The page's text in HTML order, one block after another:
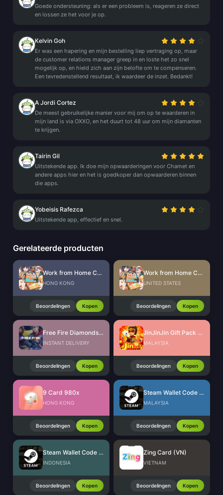
Goede ondersteuning: als er een probleem is, reageren ze direct
en lossen ze het voor je op.
Kelvin Goh
Er was een hapering en mijn bestelling liep vertraging op, maar
de customer relations manager greep in en loste het zo snel
mogelijk op, en hield zich aan zijn belofte om te compenseren.
Een tevredenstellend resultaat, ik waardeer de inzet. Bedankt!
A Jordi Cortez
De meest gebruikelijke manier voor mij om op te waarderen in
mijn land is via OXXO, en het duurt tot 48 uur om mijn diamanten
te krijgen.
Tairin Gil
Uitstekende app. Ik doe mijn opwaarderingen voor Chamet en
andere apps hier en het is goedkoper dan opwaarderen binnen
die apps.
Yobeisis Rafezca
Uitstekende app, effectief en snel.
Gerelateerde producten
Work from Home CdKey (HK)
HONG KONG
Beoordelingen Kopen
Work from Home CdKey (US)
UNITED STATES
Beoordelingen Kopen
Free Fire Diamonds EU + TR
INSTANT DELIVERY
Beoordelingen Kopen
JinJinJin Gift Pack Redeem Code
MALAYSIA
Beoordelingen Kopen
9 Card 980x
HONG KONG
Beoordelingen Kopen
Steam Wallet Code (MYR)
MALAYSIA
Beoordelingen Kopen
Steam Wallet Code (IDR)
INDONESIA
Beoordelingen Kopen
Zing Card (VN)
VIETNAM
Beoordelingen Kopen